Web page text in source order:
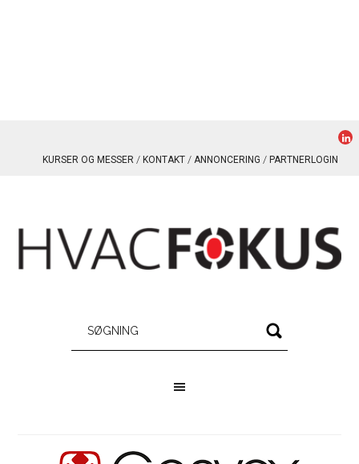
KURSER OG MESSER KONTAKT ANNONCERING PARTNERLOGIN